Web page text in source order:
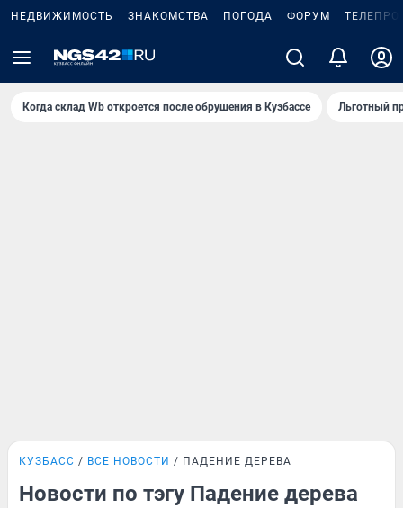
НЕДВИЖИМОСТЬ ЗНАКОМСТВА ПОГОДА ФОРУМ
Когда склад Wb откроется после обрушения в Кузбассе Льготный
КУЗБАСС ВСЕ НОВОСТИ ПАДЕНИЕ ДЕРЕВА
Новости по тэгу Падение дерева